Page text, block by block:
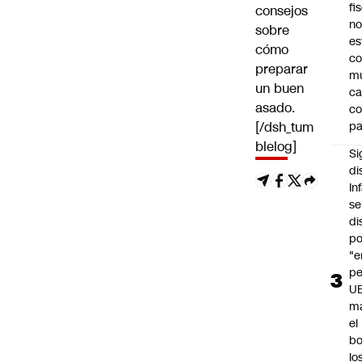
consejos
sobre
cómo
preparar
un buen
asado.
[/dsh_tum
blelog]
se
el